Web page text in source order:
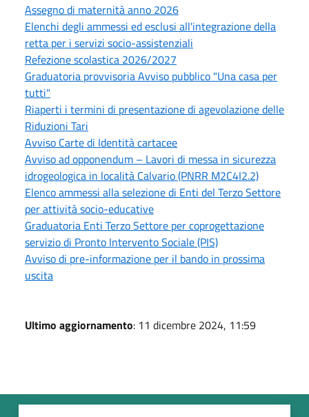
Assegno di maternità anno 2026
Elenchi degli ammessi ed esclusi all'integrazione della
retta per i servizi socio-assistenziali
Refezione scolastica 2026/2027
Graduatoria provvisoria Avviso pubblico "Una casa per
tutti"
Riaperti i termini di presentazione di agevolazione delle
Riduzioni Tari
Avviso Carte di Identità cartacee
Avviso ad opponendum – Lavori di messa in sicurezza
idrogeologica in località Calvario (PNRR M2C4I2.2)
Elenco ammessi alla selezione di Enti del Terzo Settore
per attività socio-educative
Graduatoria Enti Terzo Settore per coprogettazione
servizio di Pronto Intervento Sociale (PIS)
Avviso di pre-informazione per il bando in prossima
uscita
Ultimo aggiornamento: 11 dicembre 2024, 11:59